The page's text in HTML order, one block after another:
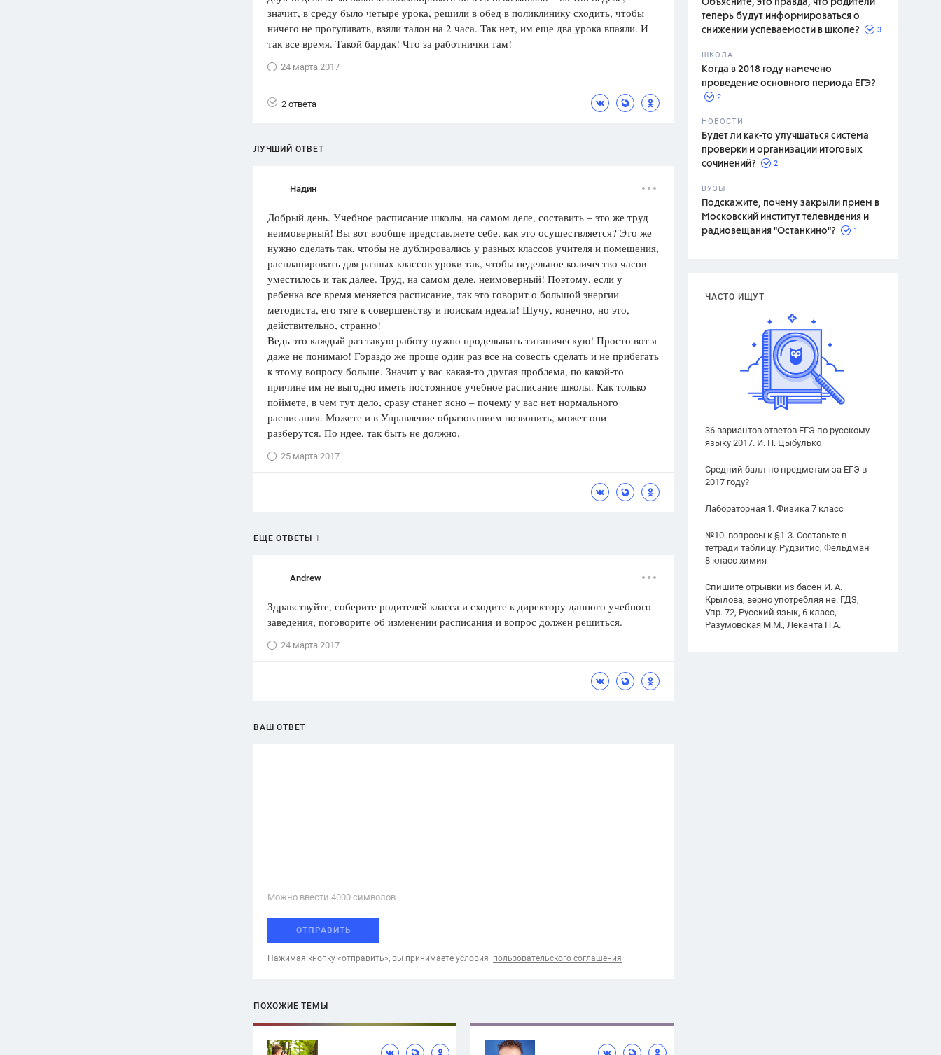
Олимпиады
Spotlight
280 ответов
Цветков Л. А.
Психология
Объясните, это правда, что родители
теперь будут информироваться о
снижении успеваемости в школе?
3
ШКОЛА
Когда в 2018 году намечено
проведение основного периода ЕГЭ?
2
НОВОСТИ
Будет ли как-то улучшаться система
проверки и организации итоговых
сочинений?
2
ВУЗЫ
Подскажите, почему закрыли прием в
Московский институт телевидения и
радиовещания "Останкино"?
1
ЧАСТО ИЩУТ
36 вариантов ответов ЕГЭ по русскому
языку 2017. И. П. Цыбулько
Средний балл по предметам за ЕГЭ в
2017 году?
Лабораторная 1. Физика 7 класс
№10. вопросы к §1-3. Составьте в
тетради таблицу. Рудзитис, Фельдман
8 класс химия
Спишите отрывки из басен И. А.
Крылова, верно употребляя не. ГДЗ,
Упр. 72, Русский язык, 6 класс,
Разумовская М.М., Леканта П.А.
значит, в среду было четыре урока, решили в обед в поликлинику сходить, чтобы
ничего не прогуливать, взяли талон на 2 часа. Так нет, им еще два урока впаяли. И
так все время. Такой бардак! Что за работнички там!
24 марта 2017
2 ответа
ЛУЧШИЙ ОТВЕТ
Надин
Добрый день. Учебное расписание школы, на самом деле, составить – это же труд
неимоверный! Вы вот вообще представляете себе, как это осуществляется? Это же
нужно сделать так, чтобы не дублировались у разных классов учителя и помещения,
распланировать для разных классов уроки так, чтобы недельное количество часов
уместилось и так далее. Труд, на самом деле, неимоверный! Поэтому, если у
ребенка все время меняется расписание, так это говорит о большой энергии
методиста, его тяге к совершенству и поискам идеала! Шучу, конечно, но это,
действительно, странно!
Ведь это каждый раз такую работу нужно проделывать титаническую! Просто вот я
даже не понимаю! Гораздо же проще один раз все на совесть сделать и не прибегать
к этому вопросу больше. Значит у вас какая-то другая проблема, по какой-то
причине им не выгодно иметь постоянное учебное расписание школы. Как только
поймете, в чем тут дело, сразу станет ясно – почему у вас нет нормального
расписания. Можете и в Управление образованием позвонить, может они
разберутся. По идее, так быть не должно.
25 марта 2017
ЕЩЕ ОТВЕТЫ 1
Andrew
Здравствуйте, соберите родителей класса и сходите к директору данного учебного
заведения, поговорите об изменении расписания и вопрос должен решиться.
24 марта 2017
ВАШ ОТВЕТ
Можно ввести 4000 cимволов
ОТПРАВИТЬ
Нажимая кнопку «отправить», вы принимаете условия пользовательского соглашения
ПОХОЖИЕ ТЕМЫ